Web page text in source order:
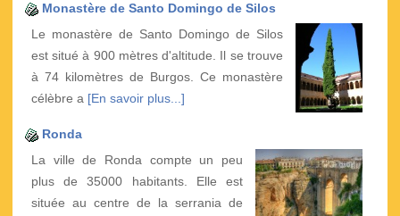
Monastère de Santo Domingo de Silos
Le monastère de Santo Domingo de Silos
est situé à 900 mètres d'altitude. Il se trouve
à 74 kilomètres de Burgos. Ce monastère
célèbre a [En savoir plus...]
Ronda
La ville de Ronda compte un peu
plus de 35000 habitants. Elle est
située au centre de la serrania de